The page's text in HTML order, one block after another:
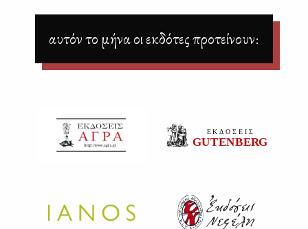
αυτόν το μήνα οι εκδότες προτείνουν: